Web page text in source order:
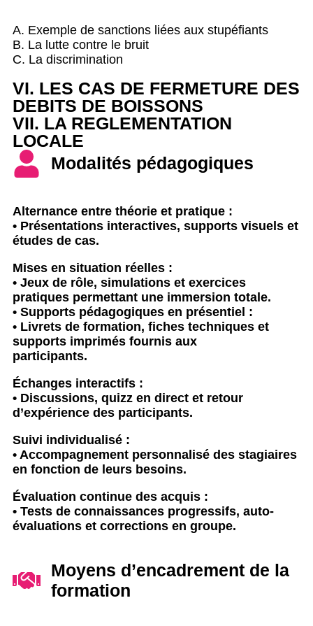
A. Exemple de sanctions liées aux stupéfiants
B. La lutte contre le bruit
C. La discrimination
VI. LES CAS DE FERMETURE DES
DEBITS DE BOISSONS
VII. LA REGLEMENTATION
LOCALE
Modalités pédagogiques
Alternance entre théorie et pratique :
• Présentations interactives, supports visuels et
études de cas.
Mises en situation réelles :
• Jeux de rôle, simulations et exercices
pratiques permettant une immersion totale.
• Supports pédagogiques en présentiel :
• Livrets de formation, fiches techniques et
supports imprimés fournis aux
participants.
Échanges interactifs :
• Discussions, quizz en direct et retour
d’expérience des participants.
Suivi individualisé :
• Accompagnement personnalisé des stagiaires
en fonction de leurs besoins.
Évaluation continue des acquis :
• Tests de connaissances progressifs, auto-
évaluations et corrections en groupe.
Moyens d’encadrement de la
formation